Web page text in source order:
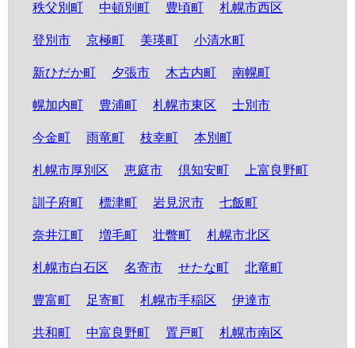
秩父別町 中頓別町 豊頃町 札幌市西区
登別市 京極町 美瑛町 小清水町
新ひだか町 夕張市 木古内町 南幌町
幌加内町 豊浦町 札幌市東区 士別市
今金町 雨竜町 枝幸町 本別町
札幌市厚別区 恵庭市 倶知安町 上富良野町
訓子府町 標津町 岩見沢市 七飯町
奈井江町 増毛町 壮瞥町 札幌市北区
札幌市白石区 名寄市 せたな町 北竜町
豊富町 足寄町 札幌市手稲区 伊達市
共和町 中富良野町 置戸町 札幌市南区